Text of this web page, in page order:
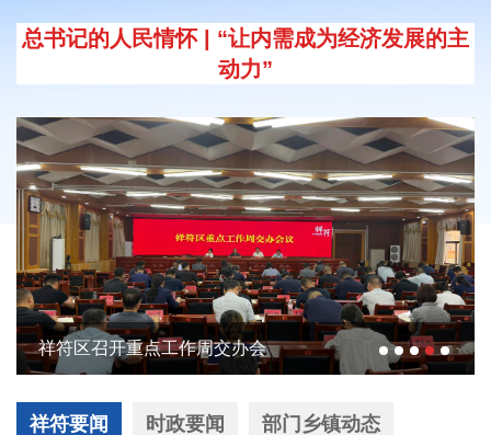
总书记的人民情怀 | “让内需成为经济发展的主
动力”
祥符区召开重点工作周交办会
祥符要闻 时政要闻 部门乡镇动态